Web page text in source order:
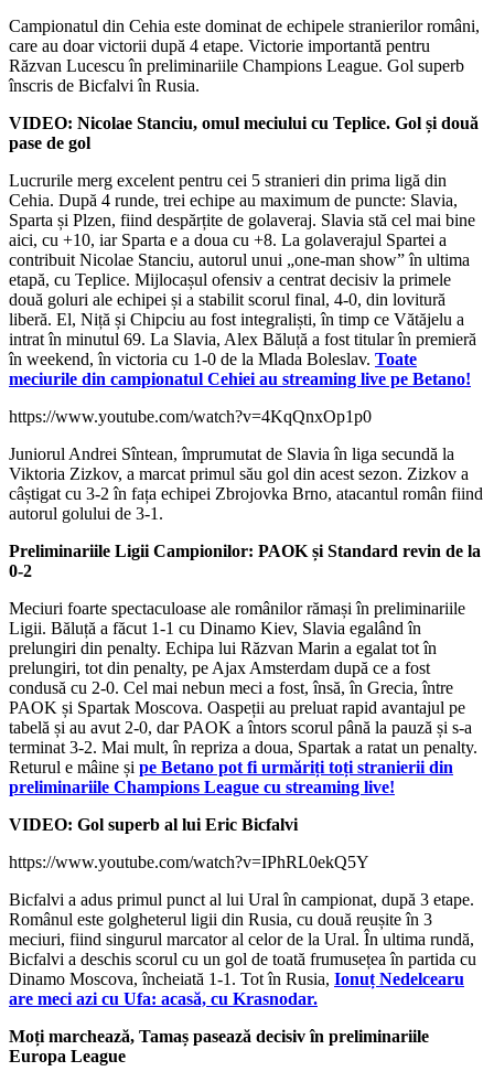
Campionatul din Cehia este dominat de echipele stranierilor români,
care au doar victorii după 4 etape. Victorie importantă pentru
Răzvan Lucescu în preliminariile Champions League. Gol superb
înscris de Bicfalvi în Rusia.
VIDEO: Nicolae Stanciu, omul meciului cu Teplice. Gol și două
pase de gol
Lucrurile merg excelent pentru cei 5 stranieri din prima ligă din
Cehia. După 4 runde, trei echipe au maximum de puncte: Slavia,
Sparta și Plzen, fiind despărțite de golaveraj. Slavia stă cel mai bine
aici, cu +10, iar Sparta e a doua cu +8. La golaverajul Spartei a
contribuit Nicolae Stanciu, autorul unui „one-man show” în ultima
etapă, cu Teplice. Mijlocașul ofensiv a centrat decisiv la primele
două goluri ale echipei și a stabilit scorul final, 4-0, din lovitură
liberă. El, Niță și Chipciu au fost integraliști, în timp ce Vătăjelu a
intrat în minutul 69. La Slavia, Alex Băluță a fost titular în premieră
în weekend, în victoria cu 1-0 de la Mlada Boleslav. Toate
meciurile din campionatul Cehiei au streaming live pe Betano!
https://www.youtube.com/watch?v=4KqQnxOp1p0
Juniorul Andrei Sîntean, împrumutat de Slavia în liga secundă la
Viktoria Zizkov, a marcat primul său gol din acest sezon. Zizkov a
câștigat cu 3-2 în fața echipei Zbrojovka Brno, atacantul român fiind
autorul golului de 3-1.
Preliminariile Ligii Campionilor: PAOK și Standard revin de la
0-2
Meciuri foarte spectaculoase ale românilor rămași în preliminariile
Ligii. Băluță a făcut 1-1 cu Dinamo Kiev, Slavia egalând în
prelungiri din penalty. Echipa lui Răzvan Marin a egalat tot în
prelungiri, tot din penalty, pe Ajax Amsterdam după ce a fost
condusă cu 2-0. Cel mai nebun meci a fost, însă, în Grecia, între
PAOK și Spartak Moscova. Oaspeții au preluat rapid avantajul pe
tabelă și au avut 2-0, dar PAOK a întors scorul până la pauză și s-a
terminat 3-2. Mai mult, în repriza a doua, Spartak a ratat un penalty.
Returul e mâine și pe Betano pot fi urmăriți toți stranierii din
preliminariile Champions League cu streaming live!
VIDEO: Gol superb al lui Eric Bicfalvi
https://www.youtube.com/watch?v=IPhRL0ekQ5Y
Bicfalvi a adus primul punct al lui Ural în campionat, după 3 etape.
Românul este golgheterul ligii din Rusia, cu două reușite în 3
meciuri, fiind singurul marcator al celor de la Ural. În ultima rundă,
Bicfalvi a deschis scorul cu un gol de toată frumusețea în partida cu
Dinamo Moscova, încheiată 1-1. Tot în Rusia, Ionuț Nedelcearu
are meci azi cu Ufa: acasă, cu Krasnodar.
Moți marchează, Tamaș pasează decisiv în preliminariile
Europa League